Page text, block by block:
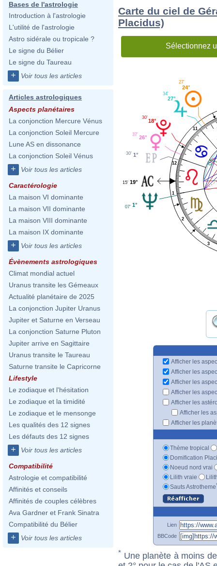
Bases de l'astrologie
Introduction à l'astrologie
L'utilité de l'astrologie
Astro sidérale ou tropicale ?
Le signe du Bélier
Le signe du Taureau
+ Voir tous les articles
Articles astrologiques
Aspects planétaires
La conjonction Mercure Vénus
La conjonction Soleil Mercure
Lune AS en dissonance
La conjonction Soleil Vénus
+ Voir tous les articles
Caractérologie
La maison VI dominante
La maison VII dominante
La maison VIII dominante
La maison IX dominante
+ Voir tous les articles
Évènements astrologiques
Climat mondial actuel
Uranus transite les Gémeaux
Actualité planétaire de 2025
La conjonction Jupiter Uranus
Jupiter et Saturne en Verseau
La conjonction Saturne Pluton
Jupiter arrive en Sagittaire
Uranus transite le Taureau
Saturne transite le Capricorne
Lifestyle
Le zodiaque et l'hésitation
Le zodiaque et la timidité
Le zodiaque et le mensonge
Les qualités des 12 signes
Les défauts des 12 signes
+ Voir tous les articles
Compatibilité
Astrologie et compatibilité
Affinités et conseils
Affinités de couples célèbres
Ava Gardner et Frank Sinatra
Compatibilité du Bélier
+ Voir tous les articles
Carte du ciel de
Placidus)
Sélectionnez
1
2
3
11
12
24°
27'
27°
34'
18°
30'
26°
37'
1°
30'
19°
15'
1°
07'
Afficher les
Afficher les
Afficher les
Afficher les
Afficher les
Afficher les
Afficher les
Thème tropical
Domification
Noeud nord vrai
Lilith vraie
Sauts Astrotheme
Lien
BBCode
* Une planète à moins